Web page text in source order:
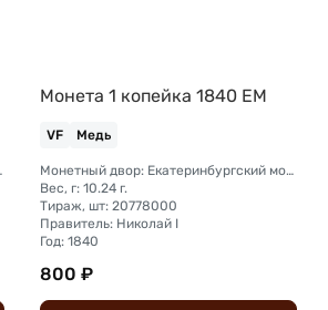
(Сибирь)
Монета 1 копейка 1840 ЕМ
VF Медь
Монетный двор: Екатеринбургский монетный двор
Вес, г: 10.24 г.
Тираж, шт: 20778000
Правитель: Николай I
Год: 1840
800 ₽